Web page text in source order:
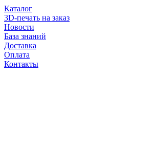
Каталог
3D-печать на заказ
Новости
База знаний
Доставка
Оплата
Контакты